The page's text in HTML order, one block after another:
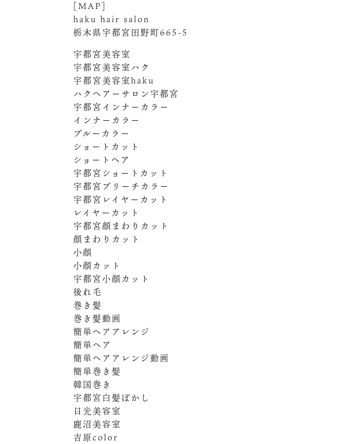
[MAP]
haku hair salon
栃木県宇都宮田野町665-5
宇都宮美容室
宇都宮美容室ハク
宇都宮美容室haku
ハクヘアーサロン宇都宮
宇都宮インナーカラー
インナーカラー
ブルーカラー
ショートカット
ショートヘア
宇都宮ショートカット
宇都宮ブリーチカラー
宇都宮レイヤーカット
レイヤーカット
宇都宮顔まわりカット
顔まわりカット
小顔
小顔カット
宇都宮小顔カット
後れ毛
巻き髪
巻き髪動画
簡単ヘアアレンジ
簡単ヘア
簡単ヘアアレンジ動画
簡単巻き髪
韓国巻き
宇都宮白髪ぼかし
日光美容室
鹿沼美容室
吉原color